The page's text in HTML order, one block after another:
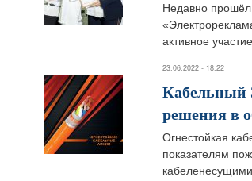
Недавно прошёл
активное
23.06.2022 - 18:22
Кабельный
решения в
Огнестойкая
показателям
кабеленесущими